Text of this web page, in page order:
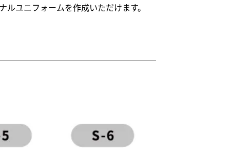
ユニフォームを作成いただけます。